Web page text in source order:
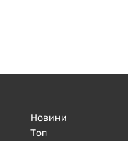
Новини
Топ